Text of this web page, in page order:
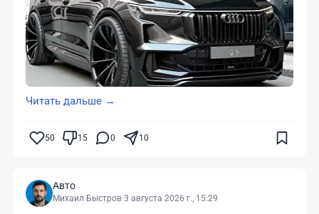
Читать дальше →
50 15 0 10
Авто
Михаил Быстров·3 августа 2026 г., 15:29